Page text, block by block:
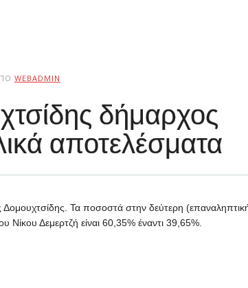
WEBADMIN
δήμαρχος
αποτελέσματα
Τα ποσοστά στην δεύτερη
Δεμερτζή είναι 60,35% έναντι 39,65%.